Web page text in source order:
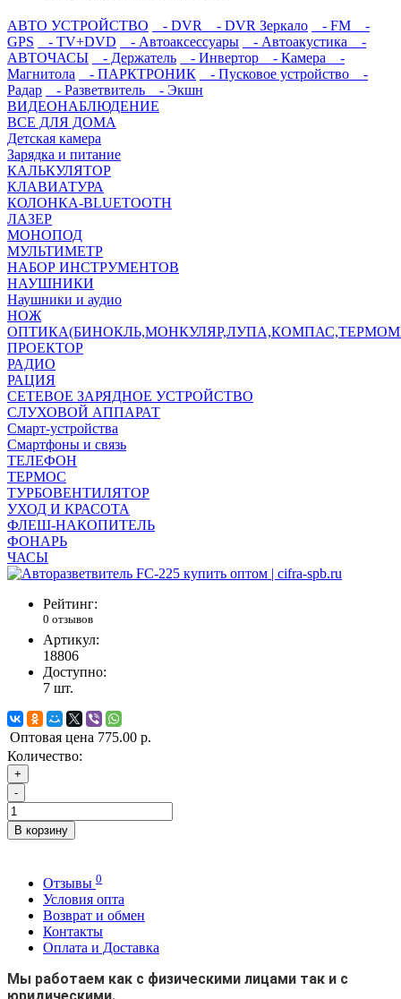
АВТО УСТРОЙСТВО - DVR - DVR Зеркало - FM
-
GPS
- TV+DVD - Автоаксессуары - Автоакустика
-
АВТОЧАСЫ
- Держатель - Инвертор - Камера
-
Магнитола
- ПАРКТРОНИК - Пусковое устройство
-
Радар
- Разветвитель
- Экшн
ВИДЕОНАБЛЮДЕНИЕ
ВСЕ ДЛЯ ДОМА
Детская камера
Зарядка и питание
КАЛЬКУЛЯТОР
КЛАВИАТУРА
КОЛОНКА-BLUETOOTH
ЛАЗЕР
МОНОПОД
МУЛЬТИМЕТР
НАБОР ИНСТРУМЕНТОВ
НАУШНИКИ
Наушники и аудио
НОЖ
ПРОЕКТОР
РАДИО
РАЦИЯ
СЕТЕВОЕ ЗАРЯДНОЕ УСТРОЙСТВО
СЛУХОВОЙ АППАРАТ
Смарт-устройства
Смартфоны и связь
ТЕЛЕФОН
ТЕРМОС
ТУРБОВЕНТИЛЯТОР
УХОД И КРАСОТА
ФЛЕШ-НАКОПИТЕЛЬ
ФОНАРЬ
ЧАСЫ
Рейтинг:
0 отзывов
Артикул:
18806
Доступно:
7 шт.
Оптовая цена 775.00 р.
Количество:
+
-
В корзину
Отзывы 0
Условия опта
Возврат и обмен
Контакты
Оплата и Доставка
Мы работаем как с физическими лицами так и с